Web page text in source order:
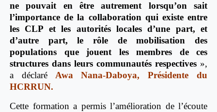
ne pouvait en être autrement lorsqu’on sait
l’importance de la collaboration qui existe entre
les CLP et les autorités locales d’une part, et
d’autre part, le rôle de mobilisation des
populations que jouent les membres de ces
structures dans leurs communautés respectives »,
a déclaréAwa Nana-Daboya, Présidente du
HCRRUN.
Cette formation a permis l’amélioration de l’écoute